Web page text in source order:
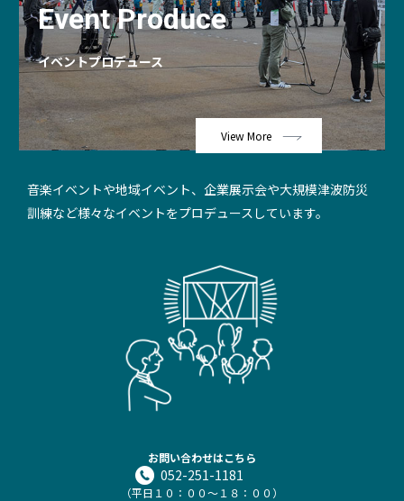
Event Produce
イベントプロデュース
音楽イベントや地域イベント、企業展示会や大規模津波防災
訓練など様々なイベントをプロデュースしています。
お問い合わせはこちら
052-251-1181
（平日１０：００～１８：００）
View More